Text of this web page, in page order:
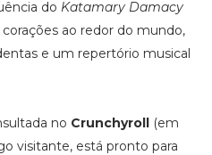
do Katamary Damacy
ao redor do mundo,
e um repertório musical
no Crunchyroll(em
visitante, está pronto para